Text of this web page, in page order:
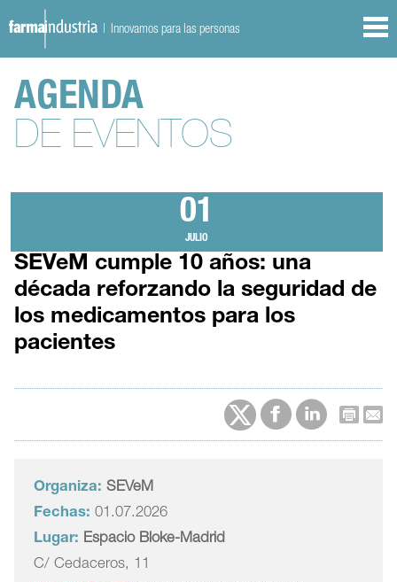
| Innovamos para las personas
AGENDA
DE EVENTOS
01
JULIO
SEVeM cumple 10 años: una
década reforzando la seguridad de
los medicamentos para los
pacientes
Organiza: SEVeM
Fechas: 01.07.2026
Lugar: Espacio Bloke-Madrid
C/ Cedaceros, 11